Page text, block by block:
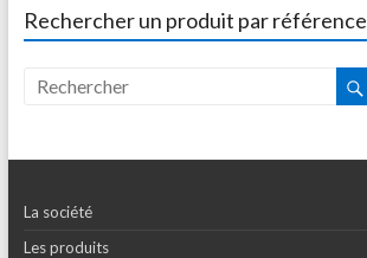
Rechercher un produit par référence
La société
Les produits